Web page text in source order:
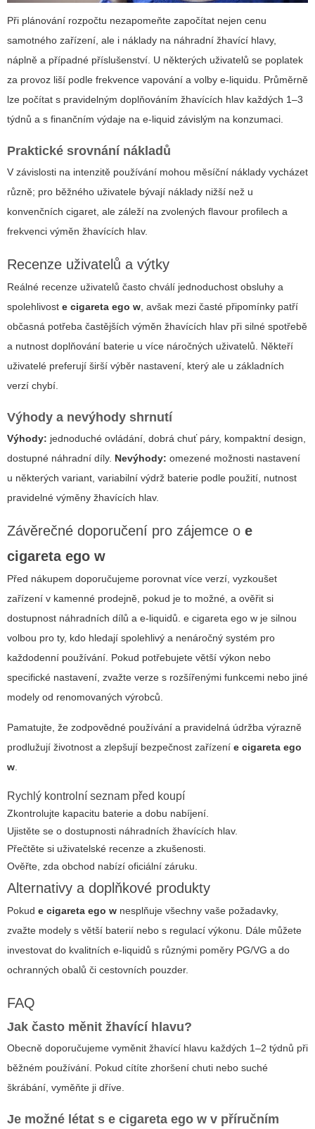
Při plánování rozpočtu nezapomeňte započítat nejen cenu
samotného zařízení, ale i náklady na náhradní žhavící hlavy,
náplně a případné příslušenství. U některých uživatelů se poplatek
za provoz liší podle frekvence vapování a volby e-liquidu. Průměrně
lze počítat s pravidelným doplňováním žhavících hlav každých 1–3
týdnů a s finančním výdaje na e-liquid závislým na konzumaci.
Praktické srovnání nákladů
V závislosti na intenzitě používání mohou měsíční náklady vycházet
různě; pro běžného uživatele bývají náklady nižší než u
konvenčních cigaret, ale záleží na zvolených flavour profilech a
frekvenci výměn žhavících hlav.
Recenze uživatelů a výtky
Reálné recenze uživatelů často chválí jednoduchost obsluhy a
spolehlivost e cigareta ego w , avšak mezi časté připomínky patří
občasná potřeba častějších výměn žhavících hlav při silné spotřebě
a nutnost doplňování baterie u více náročných uživatelů. Někteří
uživatelé preferují širší výběr nastavení, který ale u základních
verzí chybí.
Výhody a nevýhody shrnutí
Výhody: jednoduché ovládání, dobrá chuť páry, kompaktní design,
dostupné náhradní díly. Nevýhody: omezené možnosti nastavení
u některých variant, variabilní výdrž baterie podle použití, nutnost
pravidelné výměny žhavících hlav.
Závěrečné doporučení pro zájemce o e
cigareta ego w
Před nákupem doporučujeme porovnat více verzí, vyzkoušet
zařízení v kamenné prodejně, pokud je to možné, a ověřit si
dostupnost náhradních dílů a e-liquidů. e cigareta ego w je silnou
volbou pro ty, kdo hledají spolehlivý a nenáročný systém pro
každodenní používání. Pokud potřebujete větší výkon nebo
specifické nastavení, zvažte verze s rozšířenými funkcemi nebo jiné
modely od renomovaných výrobců.
Pamatujte, že zodpovědné používání a pravidelná údržba výrazně
prodlužují životnost a zlepšují bezpečnost zařízení e cigareta ego
w
Rychlý kontrolní seznam před koupí
Zkontrolujte kapacitu baterie a dobu nabíjení.
Ujistěte se o dostupnosti náhradních žhavících hlav.
Přečtěte si uživatelské recenze a zkušenosti.
Ověřte, zda obchod nabízí oficiální záruku.
Alternativy a doplňkové produkty
Pokud e cigareta ego w nesplňuje všechny vaše požadavky,
zvažte modely s větší baterií nebo s regulací výkonu. Dále můžete
investovat do kvalitních e-liquidů s různými poměry PG/VG a do
ochranných obalů či cestovních pouzder.
FAQ
Jak často měnit žhavící hlavu?
Obecně doporučujeme vyměnit žhavící hlavu každých 1–2 týdnů při
běžném používání. Pokud cítíte zhoršení chuti nebo suché
škrábání, vyměňte ji dříve.
Je možné létat s e cigareta ego w v příručním